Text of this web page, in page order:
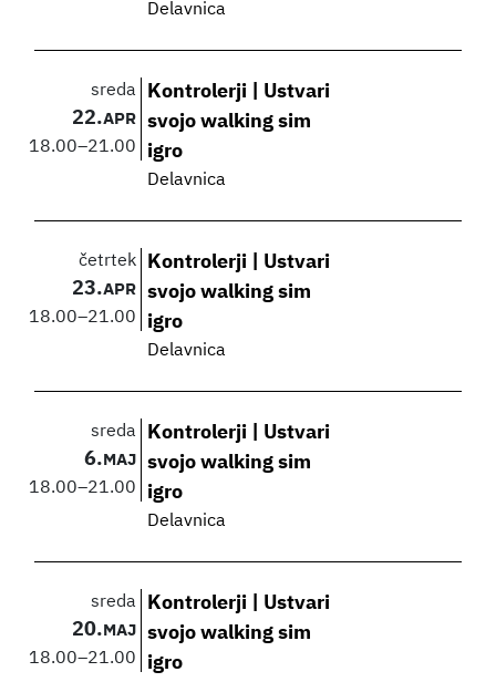
Delavnica
sreda
22.APR
18.00–21.00
Kontrolerji | Ustvari
svojo walking sim
igro
Delavnica
četrtek
23.APR
18.00–21.00
Kontrolerji | Ustvari
svojo walking sim
igro
Delavnica
sreda
6. MAJ
18.00–21.00
Kontrolerji | Ustvari
svojo walking sim
igro
Delavnica
sreda
20. MAJ
18.00–21.00
Kontrolerji | Ustvari
svojo walking sim
igro